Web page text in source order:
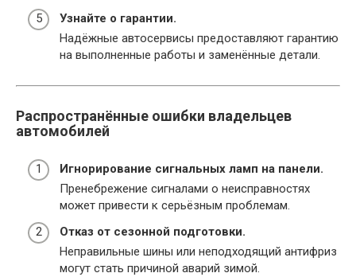
Узнайте о гарантии.
Надёжные автосервисы предоставляют гарантию
на выполненные работы и заменённые детали.
Распространённые ошибки владельцев
автомобилей
Игнорирование сигнальных ламп на панели.
Пренебрежение сигналами о неисправностях
может привести к серьёзным проблемам.
Отказ от сезонной подготовки.
Неправильные шины или неподходящий антифриз
могут стать причиной аварий зимой.